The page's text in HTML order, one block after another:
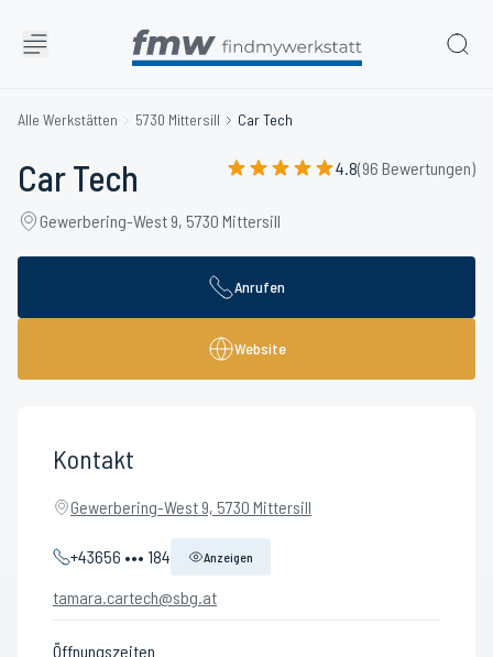
Alle Werkstätten 5730 Mittersill Car Tech
Car Tech 4.8(96 Bewertungen)
Gewerbering-West 9, 5730 Mittersill
Anrufen
Website
Kontakt
Gewerbering-West 9, 5730 Mittersill
+43656 ••• 184 Anzeigen
tamara.cartech@sbg.at
Öffnungszeiten